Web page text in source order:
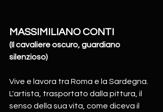
MASSIMILIANO CONTI
(Il cavaliere oscuro, guardiano
silenzioso)
Vive e lavora tra Roma e la Sardegna.
L'artista, trasportato dalla pittura, il
senso della sua vita, come diceva il